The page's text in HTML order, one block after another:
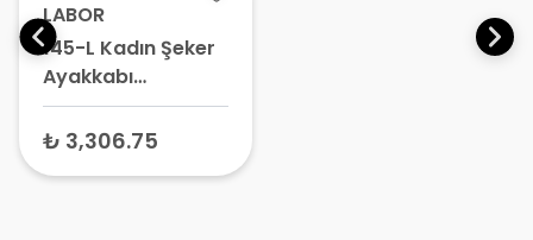
LABOR
145-L Kadın Şeker
Ayakkabı
Kahverengi No:38
– Ortopedik
₺ 3,306.75